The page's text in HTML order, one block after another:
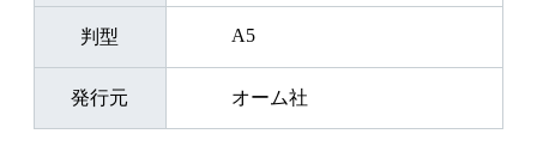
判型 A5
発行元 オーム社